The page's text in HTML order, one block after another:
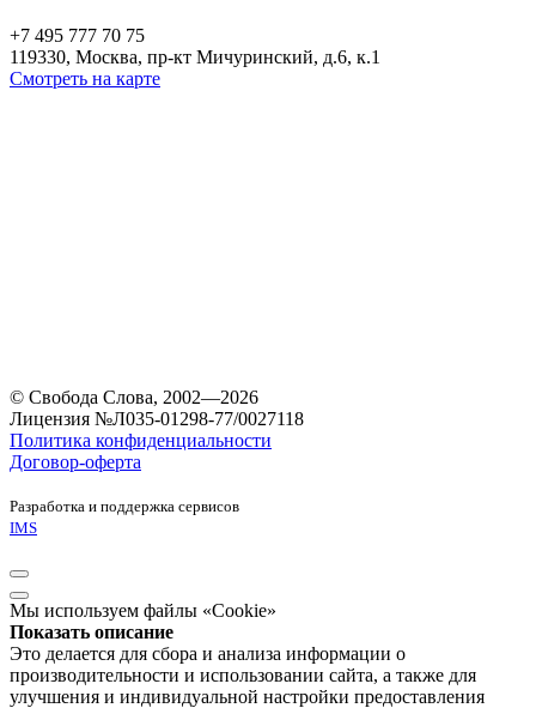
+7 495 777 70 75
119330, Москва, пр-кт Мичуринский, д.6, к.1
Смотреть на карте
© Свобода Слова, 2002—2026
Лицензия №Л035-01298-77/0027118
Политика конфиденциальности
Договор-оферта
Разработка и поддержка сервисов
IMS
Мы используем файлы «Cookie»
Показать описание
Это делается для сбора и анализа информации о
производительности и использовании сайта, а также для
улучшения и индивидуальной настройки предоставления